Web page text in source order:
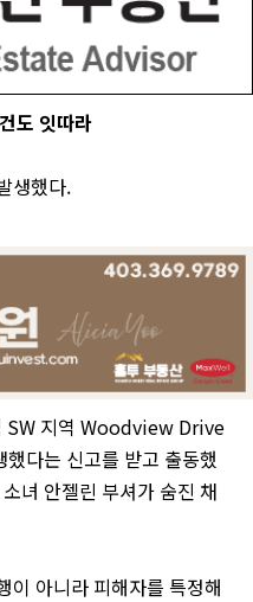
도 잇따라
생했다.
SW 지역 Woodview Drive
다는 신고를 받고 출동했
녀 안젤린 부셔가 숨진 채
이 아니라 피해자를 특정해